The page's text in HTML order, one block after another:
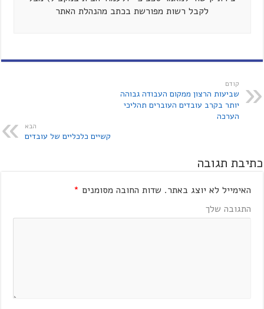
לקבל רשות מפורשת בכתב מהנהלת האתר
קודם
שביעות הרצון ממקום העבודה גבוהה
יותר בקרב עובדים העוברים תהליכי
הערכה
הבא
קשיים כלכליים של עובדים
כתיבת תגובה
האימייל לא יוצג באתר. שדות החובה מסומנים *
התגובה שלך